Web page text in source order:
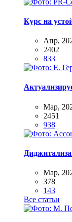
Курс на
Апр,
2402
833
Мар,
2451
938
Мар,
378
143
Все статьи